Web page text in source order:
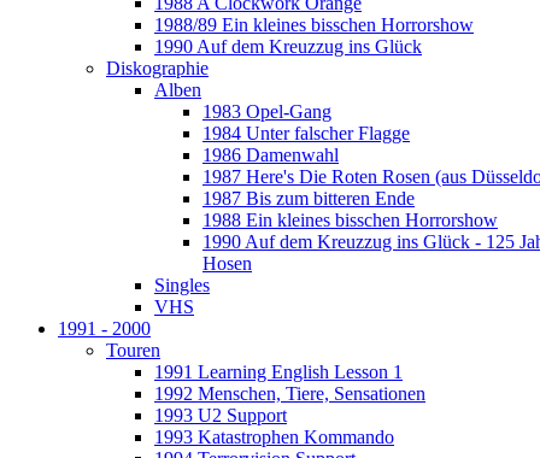
1988/89 Ein kleines bisschen Horrorshow
1990 Auf dem Kreuzzug ins Glück
Diskographie
Alben
1983 Opel-Gang
1984 Unter falscher Flagge
1986 Damenwahl
1987 Here's Die Roten Rosen (aus
1987 Bis zum bitteren Ende
1988 Ein kleines bisschen Horrorshow
1990 Auf dem Kreuzzug ins Glück - 125
Hosen
Singles
VHS
1991 - 2000
Touren
1991 Learning English Lesson 1
1992 Menschen, Tiere, Sensationen
1993 U2 Support
1993 Katastrophen Kommando